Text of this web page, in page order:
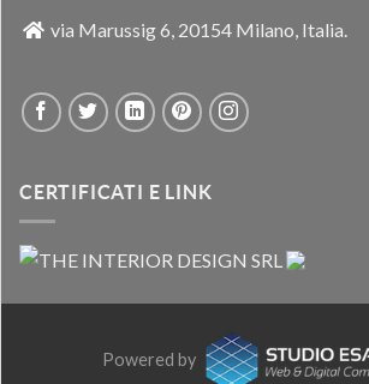
via Marussig 6, 20154 Milano, Italia.
CERTIFICATI E LINK
Powered by